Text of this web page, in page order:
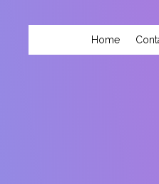
Home